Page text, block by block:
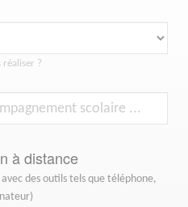
réaliser ?
à distance
des outils tels que téléphone,